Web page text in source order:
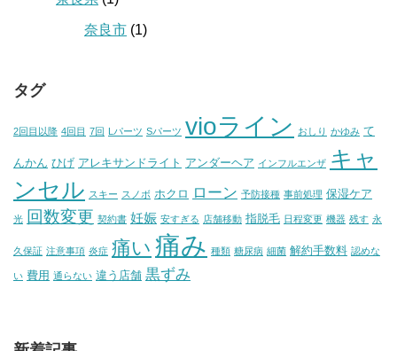
奈良市 (1)
タグ
2回目以降 4回目 7回 Lパーツ Sパーツ vioライン おしり かゆみ て
んかん ひげ アレキサンドライト アンダーヘア インフルエンザ キャ
ンセル スキー スノボ ホクロ ローン 予防接種 事前処理 保湿ケア
光 回数変更 契約書 妊娠 安すぎる 店舗移動 指脱毛 日程変更 機器 残す 永
久保証 注意事項 炎症 痛い 痛み 種類 糖尿病 細菌 解約手数料 認めな
い 費用 通らない 違う店舗 黒ずみ